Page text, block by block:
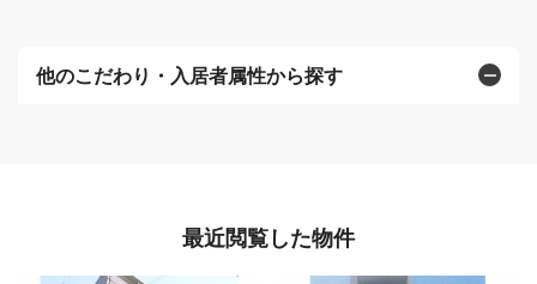
他のこだわり・入居者属性から探す
最近閲覧した物件